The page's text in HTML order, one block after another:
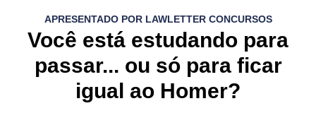
APRESENTADO POR LAWLETTER CONCURSOS
Você está estudando para
passar... ou só para ficar
igual ao Homer?